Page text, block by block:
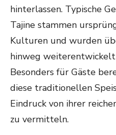
hinterlassen. Typische
Tajine stammen
Kulturen und wurden
hinweg
Besonders für Gäste
diese traditionellen
Eindruck von ihrer
zu vermitteln.